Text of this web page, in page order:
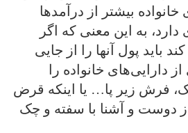
بیشتر از درآمدها
به این معنی که اگر
باید پول آنها را از جایی
دارایی‌های خانواده را
فرش زیر پا… یا اینکه قرض
از دوست و آشنا با سفته و چک